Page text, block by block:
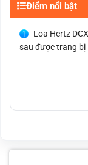
Điểm nổi bật
Loa Hertz
sau được trang bị